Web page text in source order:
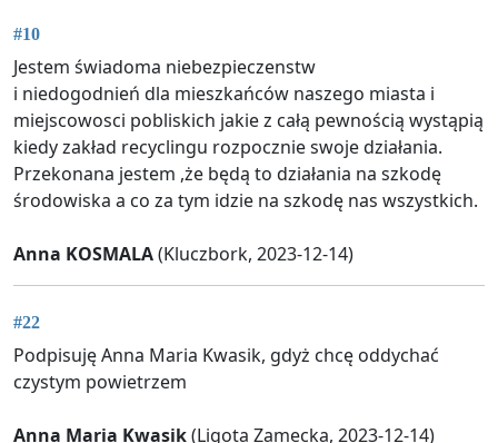
#10
Jestem świadoma niebezpieczenstw
i niedogodnień dla mieszkańców naszego miasta i
miejscowosci pobliskich jakie z całą pewnością wystąpią
kiedy zakład recyclingu rozpocznie swoje działania.
Przekonana jestem ,że będą to działania na szkodę
środowiska a co za tym idzie na szkodę nas wszystkich.
Anna KOSMALA(Kluczbork, 2023-12-14)
#22
Podpisuję Anna Maria Kwasik, gdyż chcę oddychać
czystym powietrzem
Anna Maria Kwasik(Ligota Zamecka, 2023-12-14)